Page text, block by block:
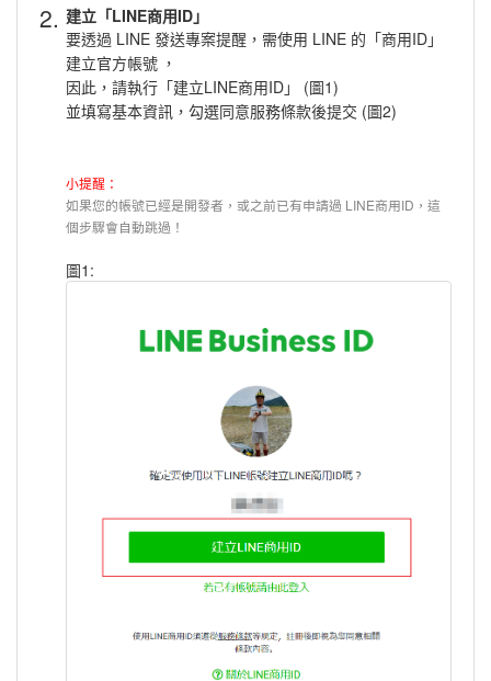
2. 建立「LINE商用ID」
要透過 LINE 發送專案提醒，需使用 LINE 的「商用ID」
建立官方帳號 ，
因此，請執行「建立LINE商用ID」 (圖1)
並填寫基本資訊，勾選同意服務條款後提交 (圖2)
小提醒：
如果您的帳號已經是開發者，或之前已有申請過 LINE商用ID，這
個步驟會自動跳過！
圖1: